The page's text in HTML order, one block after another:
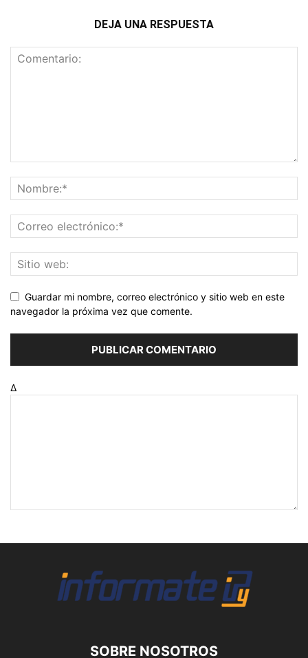
DEJA UNA RESPUESTA
Guardar mi nombre, correo electrónico y sitio web en este
navegador la próxima vez que comente.
Δ
SOBRE NOSOTROS